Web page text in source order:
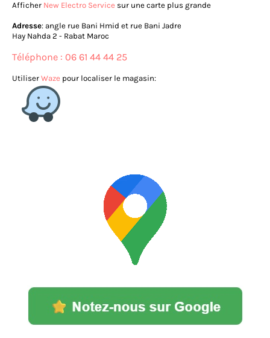
Afficher New Electro Service sur une carte plus grande
Adresse: angle rue Bani Hmid et rue Bani Jadre
Hay Nahda 2 - Rabat Maroc
Téléphone : 06 61 44 44 25
Utiliser Waze pour localiser le magasin: